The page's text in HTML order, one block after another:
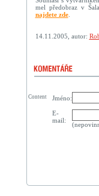
mel předobraz v
najdete zde.
14.11.2005, autor:
Jméno:
E-
mail:
Content